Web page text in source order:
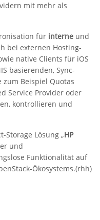
mit mehr als
für interne und
bei externen Hosting-
native Clients für iOS
basierenden, Sync-
zum Beispiel Quotas
Service Provider oder
kontrollieren und
Lösung „HP
und
Funktionalität auf
Ökosystems.(rhh)